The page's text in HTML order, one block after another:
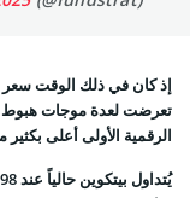
الرقمية الأولى أعلى